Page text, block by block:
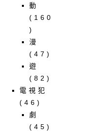
動
(160
)
漫
(47)
遊
(82)
電視犯
(46)
劇
(45)